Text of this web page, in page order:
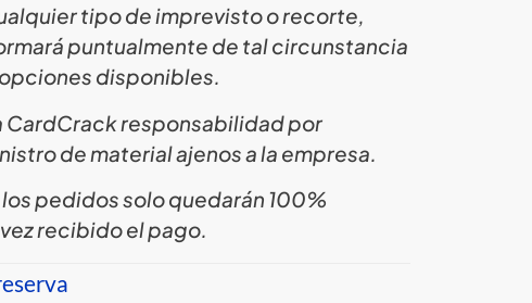
tipo de imprevisto o recorte,
puntualmente de tal circunstancia
disponibles.
CardCrack responsabilidad por
de material ajenos a la empresa.
los pedidos solo quedarán 100%
recibido el pago.